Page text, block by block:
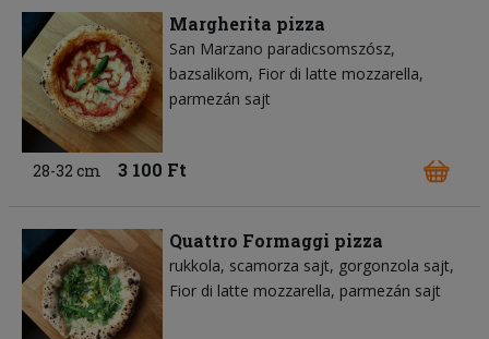
Margherita pizza
San Marzano paradicsomszósz
bazsalikom Fior di latte mozzarella
parmezán sajt
28-32 cm 3 100 Ft
Quattro Formaggi pizza
rukkola scamorza sajt gorgonzola sajt
Fior di latte mozzarella parmezán sajt